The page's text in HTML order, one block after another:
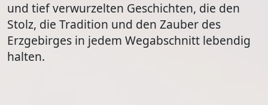
und tief verwurzelten Geschichten, die den
Stolz, die Tradition und den Zauber des
Erzgebirges in jedem Wegabschnitt lebendig
halten.